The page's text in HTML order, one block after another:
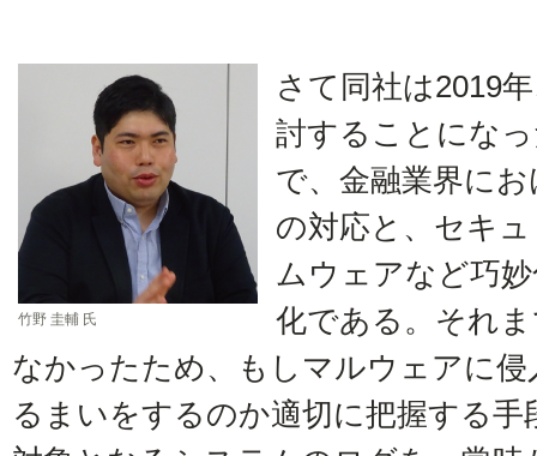
竹野 圭輔 氏
さて同社は2019
討することにな
で、金融業界に
の対応と、セキ
ムウェアなど巧
化である。それ
なかったため、もしマルウェアに
るまいをするのか適切に把握する